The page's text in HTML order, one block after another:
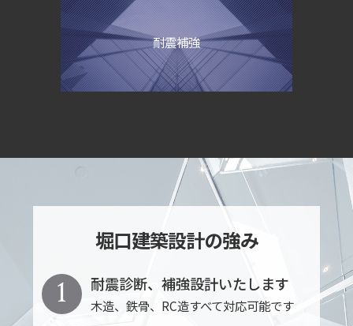
耐震補強
堀口建築設計の強み
耐震診断、補強設計いたします
木造、鉄骨、RC造すべて対応可能です
1